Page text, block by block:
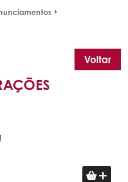
Voltar